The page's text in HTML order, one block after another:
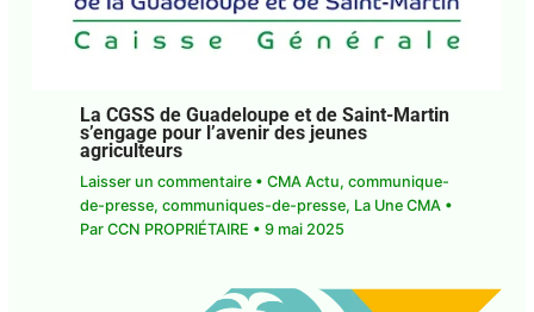
La CGSS de Guadeloupe et de Saint-Martin
s’engage pour l’avenir des jeunes
agriculteurs
Laisser un commentaire • CMA Actu, communique-
de-presse, communiques-de-presse, La Une CMA •
Par CCN PROPRIÉTAIRE • 9 mai 2025